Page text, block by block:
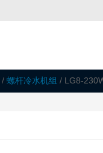
/ 螺杆冷水机组 / LG8-